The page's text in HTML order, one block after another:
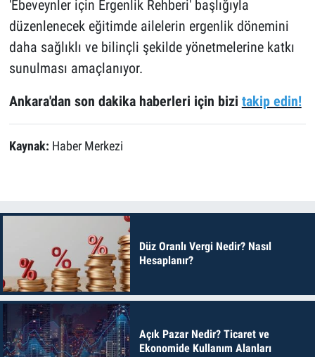
'Ebeveynler için Ergenlik Rehberi' başlığıyla
düzenlenecek eğitimde ailelerin ergenlik dönemini
daha sağlıklı ve bilinçli şekilde yönetmelerine katkı
sunulması amaçlanıyor.
Ankara'dan son dakika haberleri için bizi takip edin!
Kaynak: Haber Merkezi
Düz Oranlı Vergi Nedir? Nasıl
Hesaplanır?
Açık Pazar Nedir? Ticaret ve
Ekonomide Kullanım Alanları